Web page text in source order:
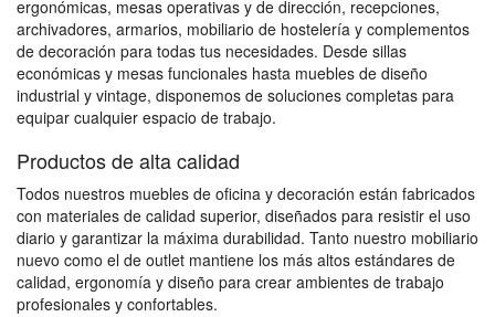
ergonómicas, mesas operativas y de dirección, recepciones,
archivadores, armarios, mobiliario de hostelería y complementos
de decoración para todas tus necesidades. Desde sillas
económicas y mesas funcionales hasta muebles de diseño
industrial y vintage, disponemos de soluciones completas para
equipar cualquier espacio de trabajo.
Productos de alta calidad
Todos nuestros muebles de oficina y decoración están fabricados
con materiales de calidad superior, diseñados para resistir el uso
diario y garantizar la máxima durabilidad. Tanto nuestro mobiliario
nuevo como el de outlet mantiene los más altos estándares de
calidad, ergonomía y diseño para crear ambientes de trabajo
profesionales y confortables.